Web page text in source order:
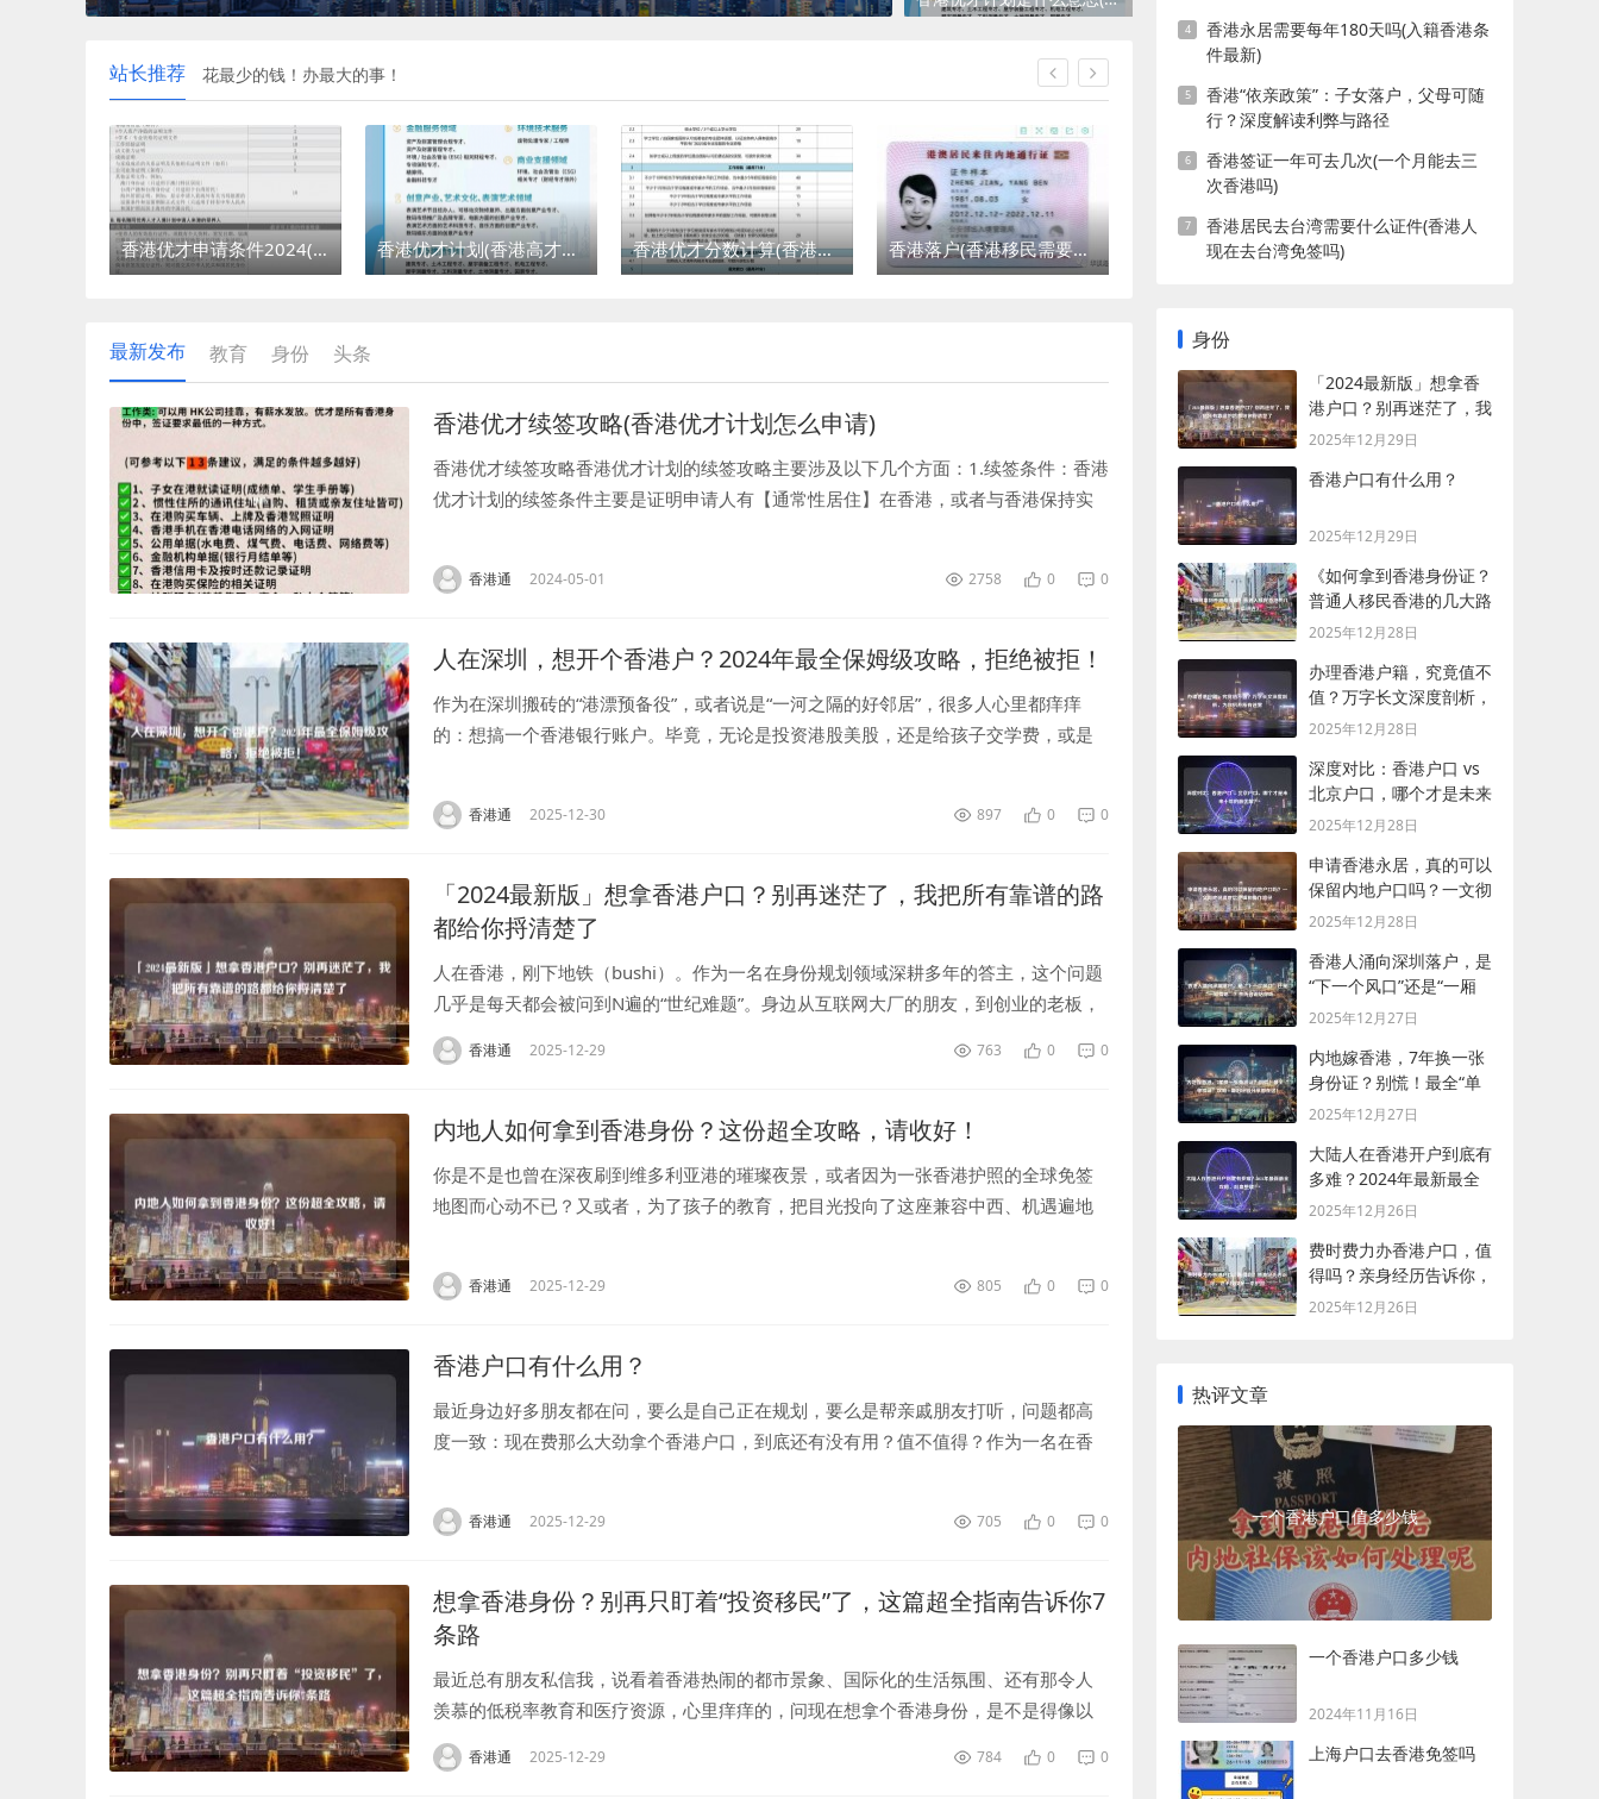
站长推荐 花最少的钱！办最大的事！
香港优才申请条件2024(如何申请香港优才) 香港优才计划(香港高才和优才的区别) 香港优才分数计算(香港优才计划需要什么条件) 香港落户(香港移民需要什么条件) 香港落户优才计划(香港优才计划需要什么条件)
最新发布 教育 身份 头条
香港优才续签攻略(香港优才计划怎么申请)
香港优才续签攻略香港优才计划的续签攻略主要涉及以下几个方面：1.续签条件：香港
优才计划的续签条件主要是证明申请人有【通常性居住】在香港，或者与香港保持实
法、自愿和以定...
香港通 2024-05-01 2758 0 0
人在深圳，想开个香港户？2024年最全保姆级攻略，拒绝被拒！
作为在深圳搬砖的“港漂预备役”，或者说是“一河之隔的好邻居”，很多人心里都痒痒
的：想搞一个香港银行账户。毕竟，无论是投资港股美股，还是给孩子交学费，或是
向好像...
香港通 2025-12-30 897 0 0
「2024最新版」想拿香港户口？别再迷茫了，我把所有靠谱的路
都给你捋清楚了
人在香港，刚下地铁（bushi）。作为一名在身份规划领域深耕多年的答主，这个问题
几乎是每天都会被问到N遍的“世纪难题”。身边从互联网大厂的朋友，到创业的老板，
再到为孩子教育焦虑的宝妈，都在蠢蠢欲动。“拿到香港户口，到底香在哪儿？”简...
香港通 2025-12-29 763 0 0
内地人如何拿到香港身份？这份超全攻略，请收好！
你是不是也曾在深夜刷到维多利亚港的璀璨夜景，或者因为一张香港护照的全球免签
地图而心动不已？又或者，为了孩子的教育，把目光投向了这座兼容中西、机遇遍地
了”、“得花...
香港通 2025-12-29 805 0 0
香港户口有什么用？
最近身边好多朋友都在问，要么是自己正在规划，要么是帮亲戚朋友打听，问题都高
度一致：现在费那么大劲拿个香港户口，到底还有没有用？值不值得？作为一名在香
在今天这个...
香港通 2025-12-29 705 0 0
想拿香港身份？别再只盯着“投资移民”了，这篇超全指南告诉你7
条路
最近总有朋友私信我，说看着香港热闹的都市景象、国际化的生活氛围、还有那令人
羡慕的低税率教育和医疗资源，心里痒痒的，问现在想拿个香港身份，是不是得像以
前一样，砸个一千万搞“投资移民”？每每听到这里，我都得先澄清一个最大的误区：朋
友，信息该...
香港通 2025-12-29 784 0 0
香港永居需要每年180天吗(入籍香港条
件最新)
香港“依亲政策”：子女落户，父母可随
行？深度解读利弊与路径
香港签证一年可去几次(一个月能去三
次香港吗)
香港居民去台湾需要什么证件(香港人
现在去台湾免签吗)
身份
「2024最新版」想拿香
港户口？别再迷茫了，我
把所有靠谱的路都给你捋
2025年12月29日
香港户口有什么用？
2025年12月29日
《如何拿到香港身份证？
普通人移民香港的几大路
径，一篇讲透》
2025年12月28日
办理香港户籍，究竟值不
值？万字长文深度剖析，
为你扒开所有迷雾
2025年12月28日
深度对比：香港户口 vs
北京户口，哪个才是未来
十年的最优解？
2025年12月28日
申请香港永居，真的可以
保留内地户口吗？一文彻
底说清底层逻辑和操作路
2025年12月28日
香港人涌向深圳落户，是
“下一个风口”还是“一厢
情愿”？亲历者说给你听
2025年12月27日
内地嫁香港，7年换一张
身份证？别慌！最全“单
程证”攻略+血泪经验分享
2025年12月27日
大陆人在香港开户到底有
多难？2024年最新最全
攻略，吐血整理！
2025年12月26日
费时费力办香港户口，值
得吗？亲身经历告诉你，
这不仅仅是一本护照
2025年12月26日
热评文章
一个香港户口值多少钱
一个香港户口多少钱
2024年11月16日
上海户口去香港免签吗